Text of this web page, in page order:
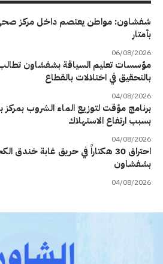
شفشاون: مواطن يعتصم داخل مركز
بأمتار
06/08/2026
مؤسسات تعليم السياقة بشفشاون
بالتحقيق في اختلالات بالقطاع
04/08/2026
برنامج مؤقت لتوزيع الماء الشروب بمركز
بسبب ارتفاع الاستهلاك
04/08/2026
احتراق 30 هكتاراً في حريق غابة خندق
بشفشاون
04/08/2026